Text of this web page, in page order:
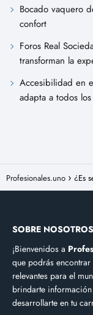
Bocado vaquero
confort
Foros Real
transforman la
Accesibilidad en
adapta a todos
Profesionales.uno ¿Es
SOBRE NOSOTROS
¡Bienvenidos a
que podrás
relevantes para el
brindarte
desarrollarte en tu